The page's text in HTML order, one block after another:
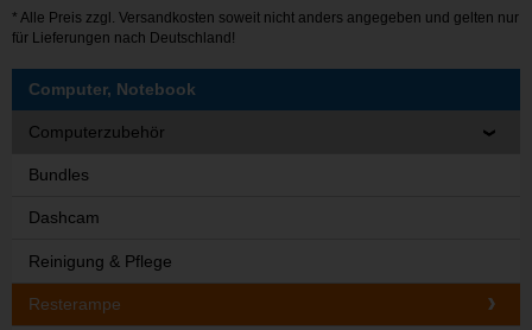
* Alle Preis zzgl. Versandkosten soweit nicht anders angegeben und gelten nur
für Lieferungen nach Deutschland!
Computer, Notebook
Computerzubehör
Bundles
Dashcam
Reinigung & Pflege
Resterampe